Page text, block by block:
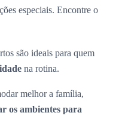
especiais. Encontre o
são ideais para quem
na rotina.
melhor a família,
os ambientes para